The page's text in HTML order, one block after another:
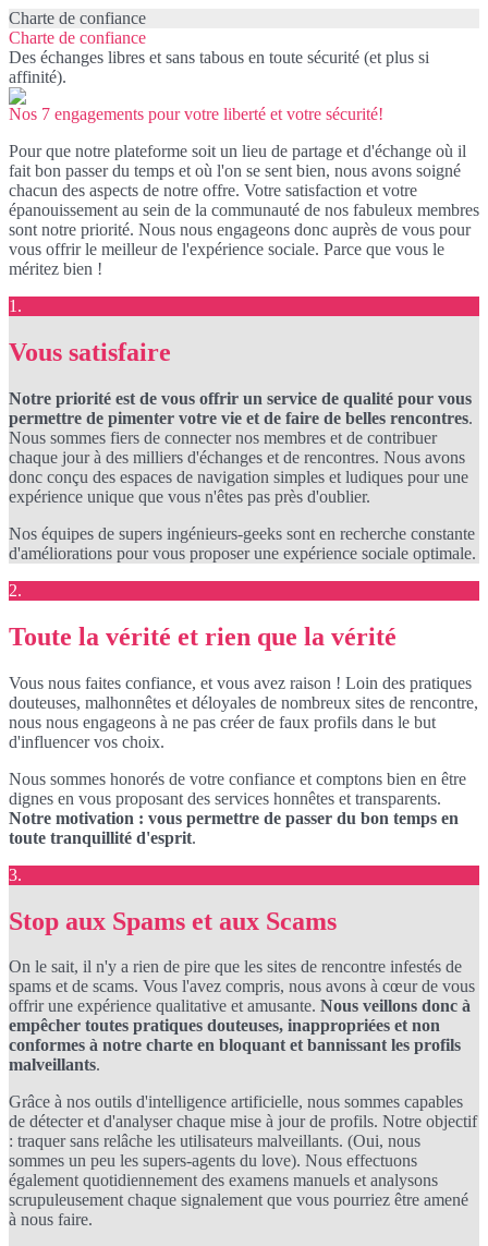
Charte de confiance
Charte de confiance
Des échanges libres et sans tabous en toute sécurité (et plus si
affinité).
Nos 7 engagements pour votre liberté et votre sécurité!
Pour que notre plateforme soit un lieu de partage et d'échange où il
fait bon passer du temps et où l'on se sent bien, nous avons soigné
chacun des aspects de notre offre. Votre satisfaction et votre
épanouissement au sein de la communauté de nos fabuleux membres
sont notre priorité. Nous nous engageons donc auprès de vous pour
vous offrir le meilleur de l'expérience sociale. Parce que vous le
méritez bien !
1.
Vous satisfaire
Notre priorité est de vous offrir un service de qualité pour vous
permettre de pimenter votre vie et de faire de belles rencontres.
Nous sommes fiers de connecter nos membres et de contribuer
chaque jour à des milliers d'échanges et de rencontres. Nous avons
donc conçu des espaces de navigation simples et ludiques pour une
expérience unique que vous n'êtes pas près d'oublier.
Nos équipes de supers ingénieurs-geeks sont en recherche constante
d'améliorations pour vous proposer une expérience sociale optimale.
2.
Toute la vérité et rien que la vérité
Vous nous faites confiance, et vous avez raison ! Loin des pratiques
douteuses, malhonnêtes et déloyales de nombreux sites de rencontre,
nous nous engageons à ne pas créer de faux profils dans le but
d'influencer vos choix.
Nous sommes honorés de votre confiance et comptons bien en être
dignes en vous proposant des services honnêtes et transparents.
Notre motivation : vous permettre de passer du bon temps en
toute tranquillité d'esprit.
3.
Stop aux Spams et aux Scams
On le sait, il n'y a rien de pire que les sites de rencontre infestés de
spams et de scams. Vous l'avez compris, nous avons à cœur de vous
offrir une expérience qualitative et amusante. Nous veillons donc à
empêcher toutes pratiques douteuses, inappropriées et non
conformes à notre charte en bloquant et bannissant les profils
malveillants.
Grâce à nos outils d'intelligence artificielle, nous sommes capables
de détecter et d'analyser chaque mise à jour de profils. Notre objectif
: traquer sans relâche les utilisateurs malveillants. (Oui, nous
sommes un peu les supers-agents du love). Nous effectuons
également quotidiennement des examens manuels et analysons
scrupuleusement chaque signalement que vous pourriez être amené
à nous faire.